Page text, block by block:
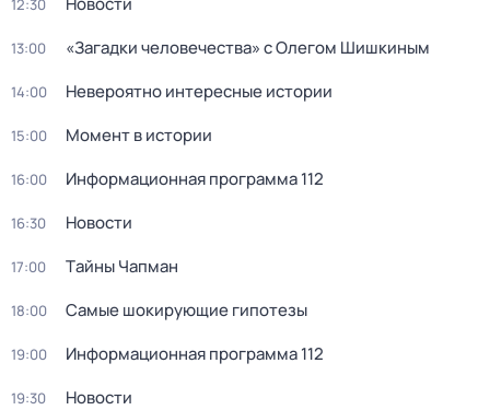
12:30
13:00 «Загадки человечества» с Олегом Шишкиным
14:00 Невероятно интересные истории
15:00 Момент в истории
16:00 Информационная программа 112
16:30 Новости
17:00 Тaйны Чапман
18:00 Самые шoкиpующие гипотезы
19:00 Информационная программа 112
19:30 Новости